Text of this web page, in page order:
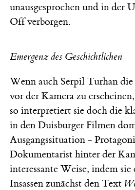
unausgesprochen und in der
Off verborgen.
Emergenz des Geschichtlichen
Wenn auch Serpil Turhan
vor der Kamera zu
so interpretiert sie doch die
in den Duisburger Filmen
Ausgangssituation -
Dokumentarist hinter der
interessante Weise, indem
Insassen zunächst den Text